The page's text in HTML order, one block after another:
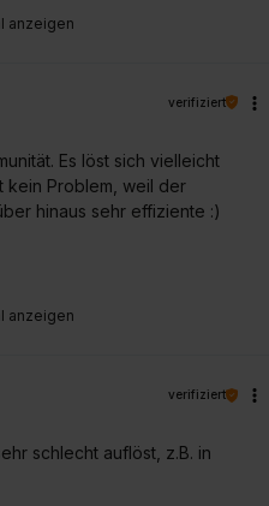
anzeigen
anzeigen
verifiziert
Es löst sich vielleicht
kein Problem, weil der
hinaus sehr effiziente :)
verifiziert
schlecht auflöst, z.B. in